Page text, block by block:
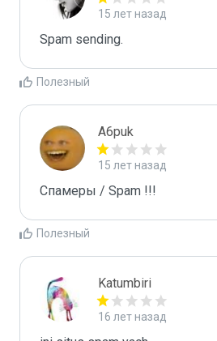
15 лет назад
Spam sending.
Полезный
A6puk
15 лет назад
Спамеры / Spam !!!
Полезный
Katumbiri
16 лет назад